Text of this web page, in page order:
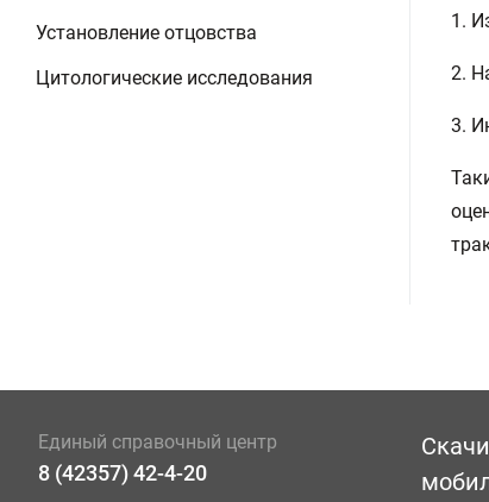
Установление отцовства
Цитологические исследования
1.
2.
3.
Единый справочный центр
8 (42357) 42-4-20